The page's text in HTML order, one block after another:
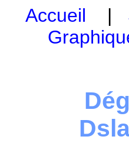
Accueil |